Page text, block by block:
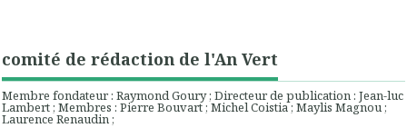
comité de rédaction de l'An Vert
Membre fondateur : Raymond Goury ; Directeur de publication : Jean-luc
Lambert ; Membres : Pierre Bouvart ; Michel Coistia ; Maylis Magnou ;
Laurence Renaudin ;